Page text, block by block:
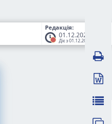
Редакція:
01.12.2022
Діє з 01.12.2022